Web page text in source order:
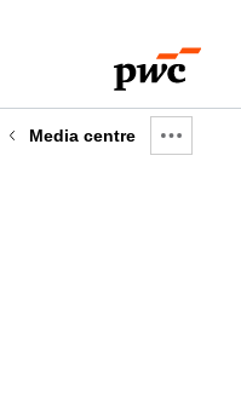
Show
Media centre